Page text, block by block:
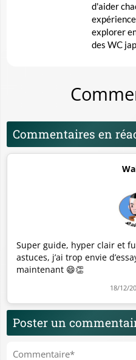
d'aider
explorer
des WC
Commentaires en
Super guide, hyper clair et
astuces, j’ai trop envie
maintenant 😄👏
18/12/
Poster un